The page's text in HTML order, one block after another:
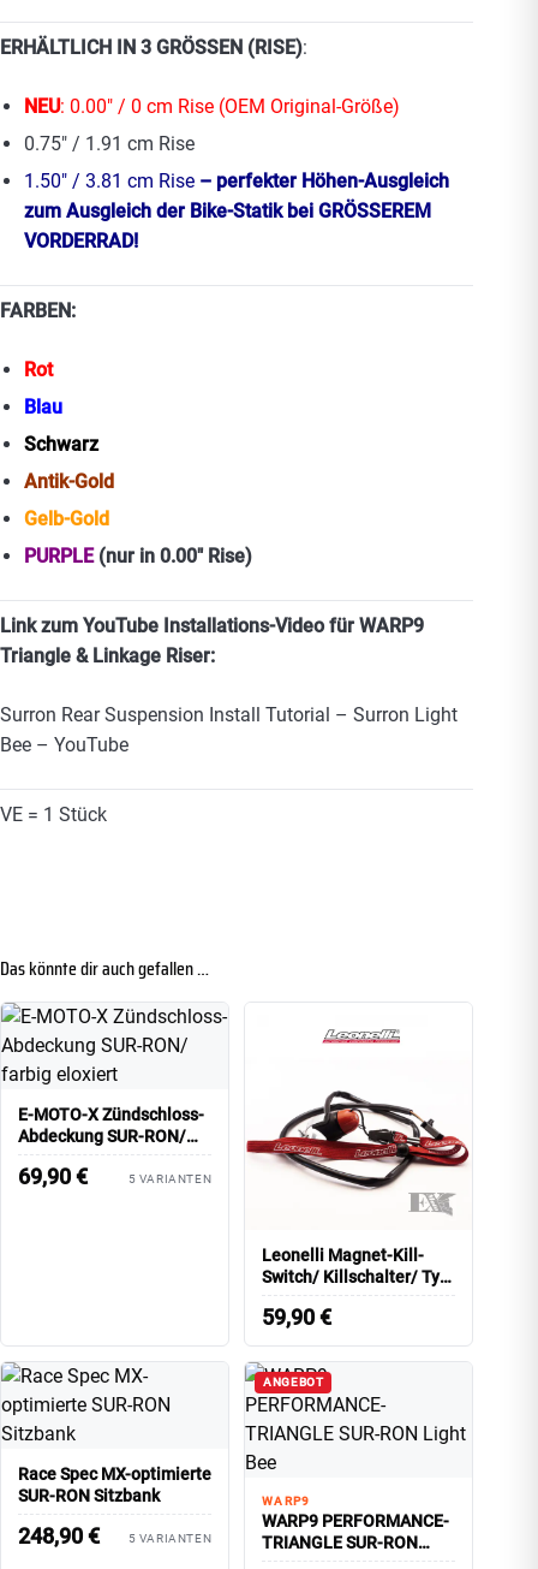
ERHÄLTLICH IN 3 GRÖSSEN (RISE):
NEU: 0.00″ / 0 cm Rise (OEM Original-Größe)
0.75″ / 1.91 cm Rise
1.50″ / 3.81 cm Rise – perfekter Höhen-Ausgleich
zum Ausgleich der Bike-Statik bei GRÖSSEREM
VORDERRAD!
FARBEN:
Rot
Blau
Schwarz
Antik-Gold
Gelb-Gold
PURPLE(nur in 0.00″ Rise)
Link zum YouTube Installations-Video für WARP9
Triangle & Linkage Riser:
Surron Rear Suspension Install Tutorial – Surron Light
Bee – YouTube
VE = 1 Stück
Das könnte dir auch gefallen …
E-MOTO-X Zündschloss-
Abdeckung SUR-RON/
farbig eloxiert
69,90€ 5 VARIANTEN
Leonelli Magnet-Kill-
Switch/ Killschalter/ Typ
ÖFFNER
59,90€
Race Spec MX-optimierte
SUR-RON Sitzbank
248,90€ 5 VARIANTEN
ANGEBOT
WARP9
WARP9 PERFORMANCE-
TRIANGLE SUR-RON
Light Bee